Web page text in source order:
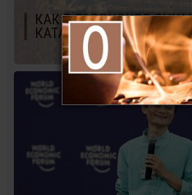
КАК В ГОЛЛИВУДЕ
КАТАСТРОФЫ